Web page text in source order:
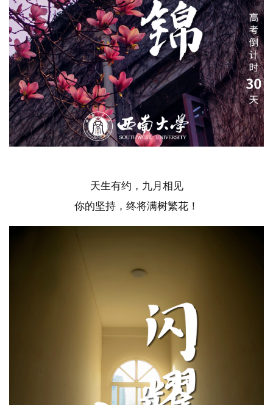
天生有约，九月相见
你的坚持，终将满树繁花！